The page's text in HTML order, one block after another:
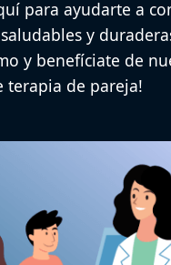
para ayudarte a
y
y benefíciate de
terapia de pareja!